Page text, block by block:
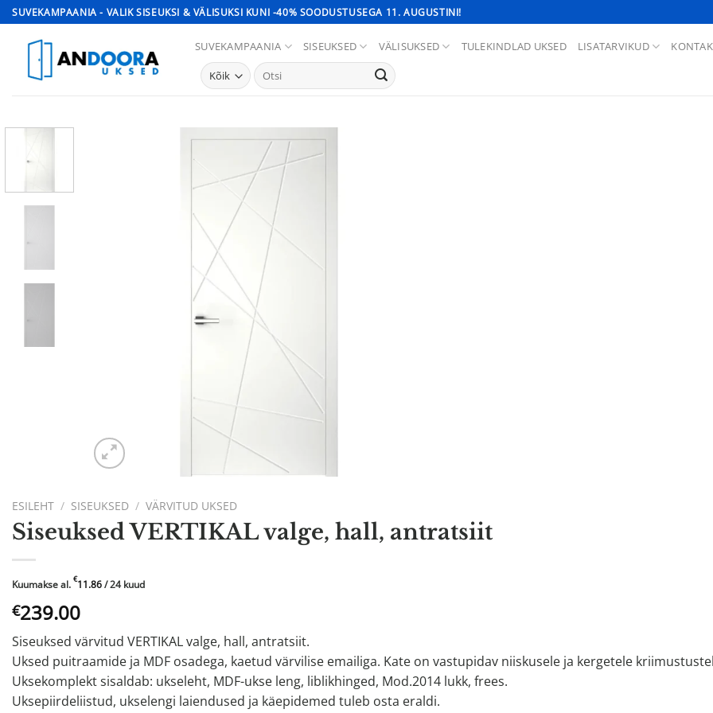
Skip
to
content
SUVEKAMPAANIA - VALIK SISEUKSI & VÄLISUKSI KUNI -40% SOODUSTUSEGA 11. AUGUSTINI!
SUVEKAMPAANIA SISEUKSED VÄLISUKSED TULEKINDLAD UKSED LISATARVIKUD
Otsi:
ESILEHT / SISEUKSED / VÄRVITUD UKSED
Siseuksed VERTIKAL valge, hall, antratsiit
Kuumakse al. €11.86/ 24 kuud
€239.00
Siseuksed värvitud VERTIKAL valge, hall, antratsiit.
Uksed puitraamide ja MDF osadega, kaetud värvilise emailiga. Kate on vastupidav niiskusele ja kergetele
Uksekomplekt sisaldab: ukseleht, MDF-ukse leng, liblikhinged, Mod.2014 lukk, frees.
Uksepiirdeliistud, ukselengi laiendused ja käepidemed tuleb osta eraldi.